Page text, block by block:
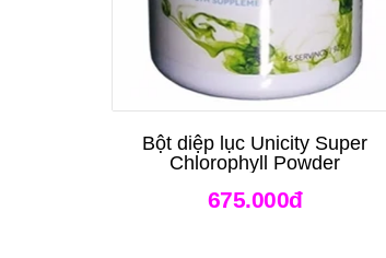
Bột diệp lục Unicity Super
Chlorophyll Powder
675.000đ